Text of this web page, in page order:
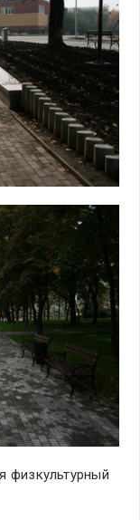
физкультурный